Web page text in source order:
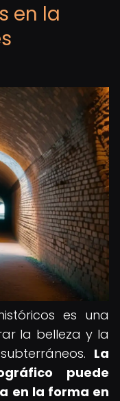
en la
es una
la belleza y la
La
puede
en la forma en